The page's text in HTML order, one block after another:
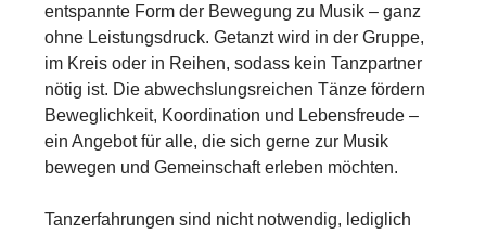
entspannte Form der Bewegung zu Musik – ganz
ohne Leistungsdruck. Getanzt wird in der Gruppe,
im Kreis oder in Reihen, sodass kein Tanzpartner
nötig ist. Die abwechslungsreichen Tänze fördern
Beweglichkeit, Koordination und Lebensfreude –
ein Angebot für alle, die sich gerne zur Musik
bewegen und Gemeinschaft erleben möchten.
Tanzerfahrungen sind nicht notwendig, lediglich